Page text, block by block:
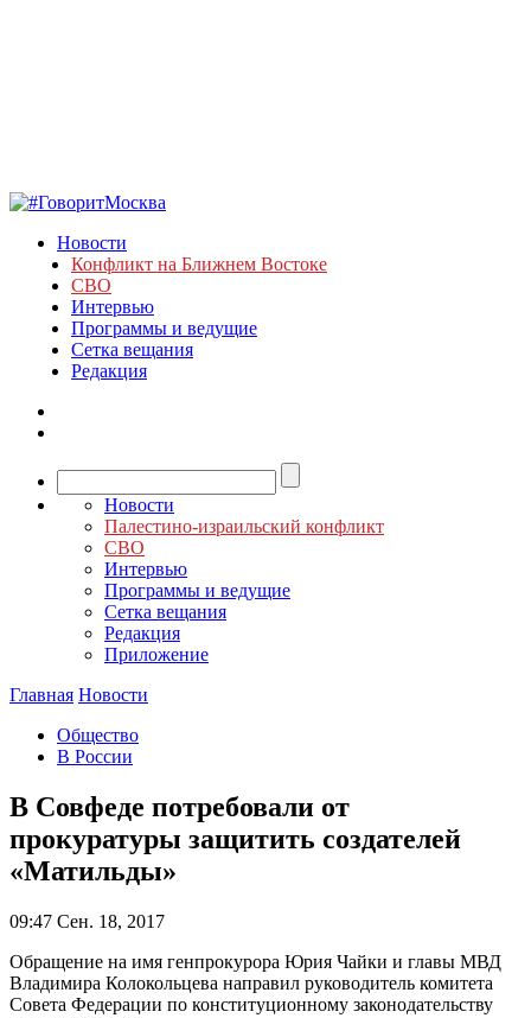
Новости
Конфликт на Ближнем Востоке
СВО
Интервью
Программы и ведущие
Сетка вещания
Редакция
Новости
Палестино-израильский конфликт
СВО
Интервью
Программы и ведущие
Сетка вещания
Редакция
Приложение
Главная Новости
Общество
В России
В Совфеде потребовали от
прокуратуры защитить создателей
«Матильды»
09:47 Сен. 18, 2017
Обращение на имя генпрокурора Юрия Чайки и главы МВД
Владимира Колокольцева направил руководитель комитета
Совета Федерации по конституционному законодательству